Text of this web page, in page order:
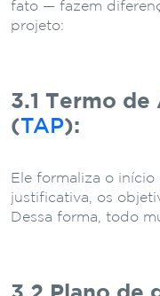
fato — fazem
projeto:
3.1 Termo
(TAP):
Ele formaliza o
justificativa, os
Dessa forma, todo